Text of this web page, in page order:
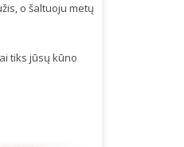
o šaltuoju metų
tiks jūsų kūno